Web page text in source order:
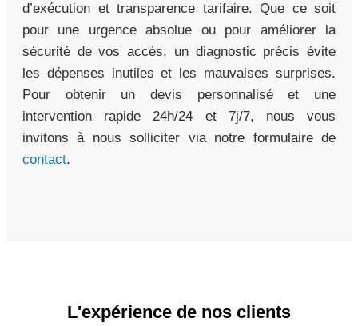
d’exécution et transparence tarifaire. Que ce soit
pour une urgence absolue ou pour améliorer la
sécurité de vos accès, un diagnostic précis évite
les dépenses inutiles et les mauvaises surprises.
Pour obtenir un devis personnalisé et une
intervention rapide 24h/24 et 7j/7, nous vous
invitons à nous solliciter via notre formulaire de
contact.
L'expérience de nos clients